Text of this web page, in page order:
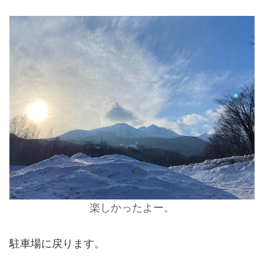
楽しかったよー。
駐車場に戻ります。